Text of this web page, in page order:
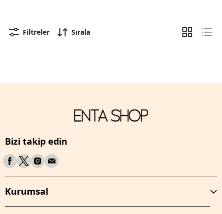
Filtreler Sırala
Bizi takip edin
Kurumsal